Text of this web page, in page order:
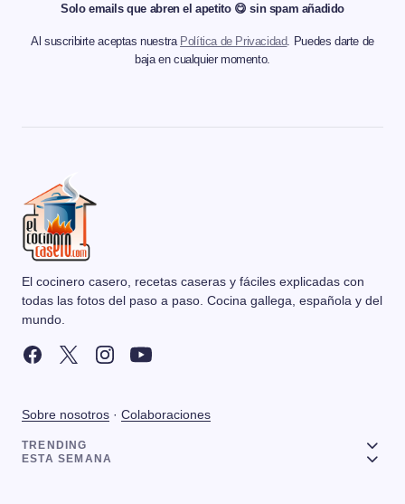
Solo emails que abren el apetito 😋 sin spam añadido
Al suscribirte aceptas nuestra Política de Privacidad. Puedes darte de
baja en cualquier momento.
El cocinero casero, recetas caseras y fáciles explicadas con
todas las fotos del paso a paso. Cocina gallega, española y del
mundo.
Sobre nosotros · Colaboraciones
TRENDING
ESTA SEMANA